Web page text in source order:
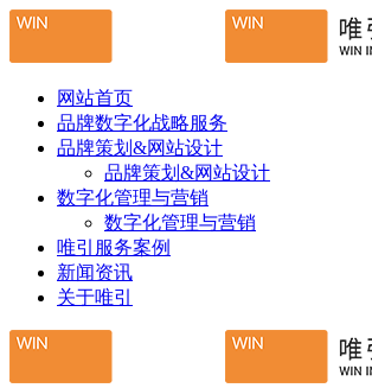
网站首页
品牌数字化战略服务
品牌策划&网站设计
品牌策划&网站设计
数字化管理与营销
数字化管理与营销
唯引服务案例
新闻资讯
关于唯引